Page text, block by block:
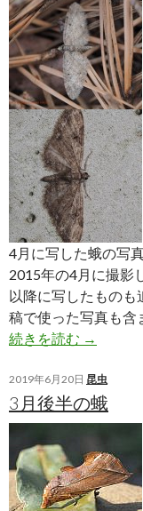
4月に写した蛾の写
2015年の4月に撮影
以降に写したものも
稿で使った写真も含
続きを読む 4
の
蛾
→
2019年6月20日 昆虫
3月後半の蛾